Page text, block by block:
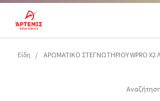
Είδη ΑΡΩΜΑΤΙΚΟ ΣΤΕΓΝΩΤΗΡΙΟΥ WPRO X2